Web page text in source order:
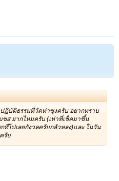
ฏิบัติธรรมที่วัดท่าซุงครับ อยากทราบ
ขส ยากไหมครับ (เท่าที่เช็คมาขึ้น
ไปเลยกังวลครับกลัวหลง)และ ในวัน
รับ